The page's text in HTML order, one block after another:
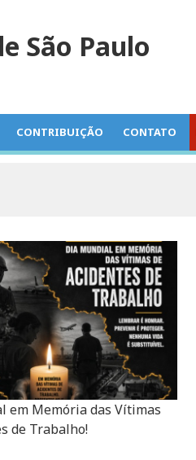
São Paulo
CONTRIBUIÇÃO CONTATO
em Memória das Vítimas
de Trabalho!